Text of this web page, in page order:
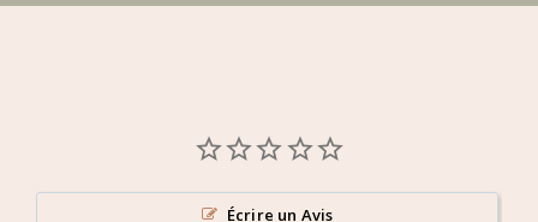
Écrire un Avis